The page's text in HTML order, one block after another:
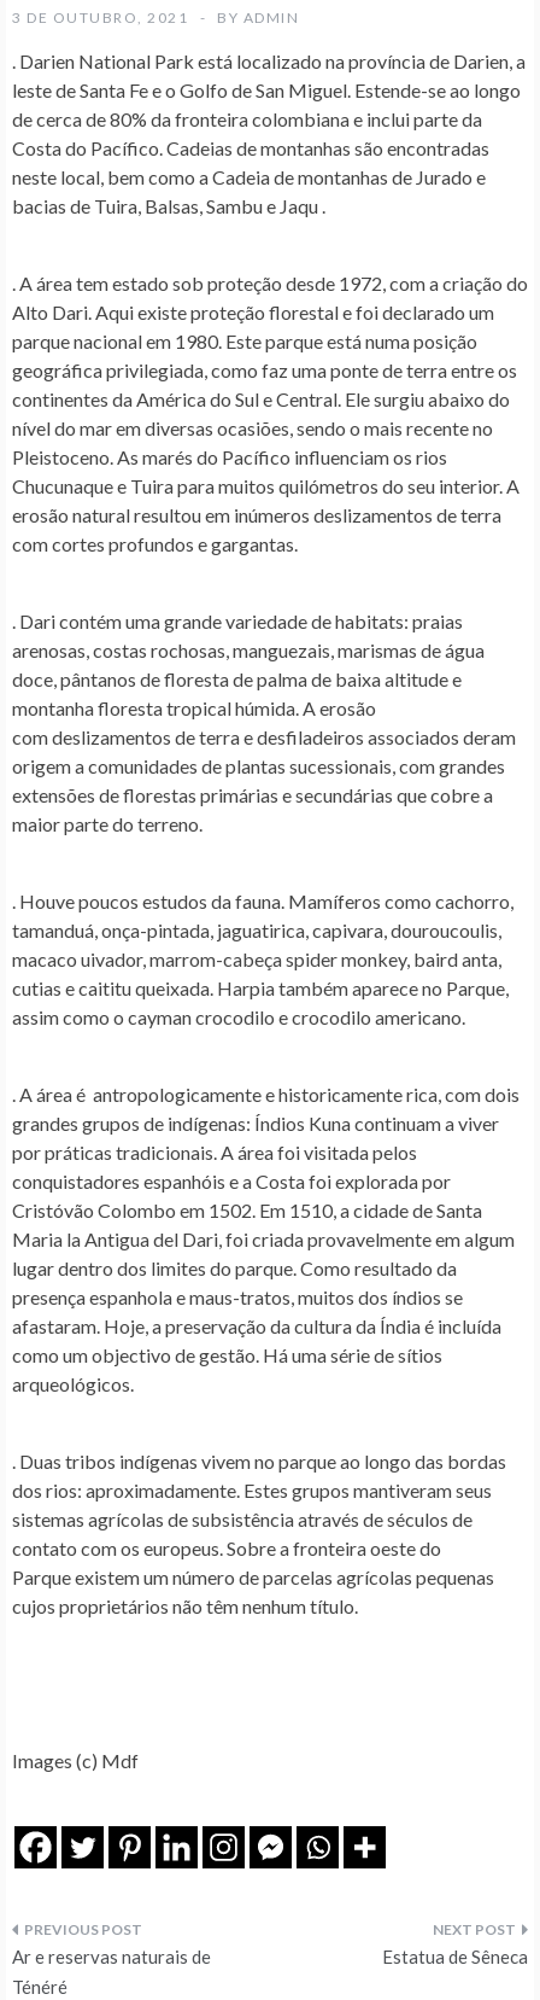
3 DE OUTUBRO, 2021 BY ADMIN
. Darien National Park está localizado na província de Darien, a
leste de Santa Fe e o Golfo de San Miguel. Estende-se ao longo
de cerca de 80% da fronteira colombiana e inclui parte da
Costa do Pacífico. Cadeias de montanhas são encontradas
neste local, bem como a Cadeia de montanhas de Jurado e
bacias de Tuira, Balsas, Sambu e Jaqu .
. A área tem estado sob proteção desde 1972, com a criação do
Alto Dari. Aqui existe proteção florestal e foi declarado um
parque nacional em 1980. Este parque está numa posição
geográfica privilegiada, como faz uma ponte de terra entre os
continentes da América do Sul e Central. Ele surgiu abaixo do
nível do mar em diversas ocasiões, sendo o mais recente no
Pleistoceno. As marés do Pacífico influenciam os rios
Chucunaque e Tuira para muitos quilómetros do seu interior. A
erosão natural resultou em inúmeros deslizamentos de terra
com cortes profundos e gargantas.
. Dari contém uma grande variedade de habitats: praias
arenosas, costas rochosas, manguezais, marismas de água
doce, pântanos de floresta de palma de baixa altitude e
montanha floresta tropical húmida. A erosão
com deslizamentos de terra e desfiladeiros associados deram
origem a comunidades de plantas sucessionais, com grandes
extensões de florestas primárias e secundárias que cobre a
maior parte do terreno.
. Houve poucos estudos da fauna. Mamíferos como cachorro,
tamanduá, onça-pintada, jaguatirica, capivara, douroucoulis,
macaco uivador, marrom-cabeça spider monkey, baird anta,
cutias e caititu queixada. Harpia também aparece no Parque,
assim como o cayman crocodilo e crocodilo americano.
. A área é antropologicamente e historicamente rica, com dois
grandes grupos de indígenas: Índios Kuna continuam a viver
por práticas tradicionais. A área foi visitada pelos
conquistadores espanhóis e a Costa foi explorada por
Cristóvão Colombo em 1502. Em 1510, a cidade de Santa
Maria la Antigua del Dari, foi criada provavelmente em algum
lugar dentro dos limites do parque. Como resultado da
presença espanhola e maus-tratos, muitos dos índios se
afastaram. Hoje, a preservação da cultura da Índia é incluída
como um objectivo de gestão. Há uma série de sítios
arqueológicos.
. Duas tribos indígenas vivem no parque ao longo das bordas
dos rios: aproximadamente. Estes grupos mantiveram seus
sistemas agrícolas de subsistência através de séculos de
contato com os europeus. Sobre a fronteira oeste do
Parque existem um número de parcelas agrícolas pequenas
cujos proprietários não têm nenhum título.
Images (c) Mdf
Navegação
Ar e reservas naturais de
Ténéré
Estatua de Sêneca